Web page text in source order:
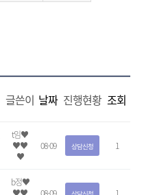
글쓴이 날짜 진행현황 조회
t임♥
♥♥
♥
08-09 상담신청 1
b정♥